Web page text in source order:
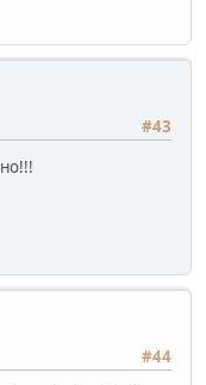
#43
#44